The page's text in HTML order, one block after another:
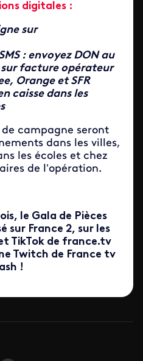
digitales :
sur
: envoyez DON au
sur facture opérateur
Orange et SFR
caisse dans les
campagne seront
dans les villes,
les écoles et chez
de l’opération.
le Gala de Pièces
sur France 2, sur les
TikTok de france.tv
Twitch de France tv
!